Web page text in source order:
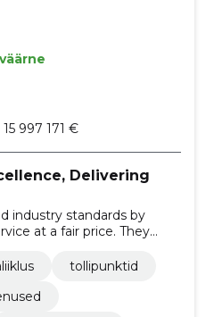
15 997 171 €
Delivering
industry standards by
at a fair price. They
environment that
values both
emphasizes excellence
tollipunktid